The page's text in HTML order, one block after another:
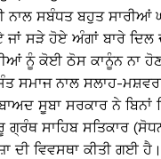
ਨਾਲ ਸਬੰਧਤ ਬਹੁਤ ਸਾਰੀਆਂ
ਸੜੇ ਹੋਏ ਅੰਗਾਂ ਬਾਰੇ ਦਿਲ
ਨੂੰ ਕੋਈ ਠੋਸ ਕਾਨੂੰਨ ਨਾ
ਸਮਾਜ ਨਾਲ ਸਲਾਹ-
ਸੂਬਾ ਸਰਕਾਰ ਨੇ ਬਿਨਾਂ
ਸਾਹਿਬ ਸਤਿਕਾਰ
ਦੀ ਵਿਵਸਥਾ ਕੀਤੀ ਗਈ